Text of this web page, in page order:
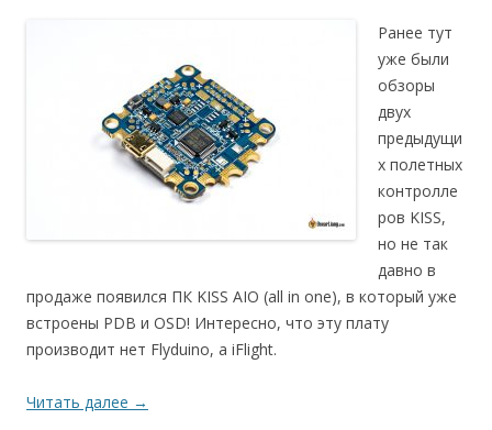
Ранее тут
уже были
обзоры
двух
предыдущи
х полетных
контролле
ров KISS,
но не так
давно в
продаже появился ПК KISS AIO (all in one), в который уже
встроены PDB и OSD! Интересно, что эту плату
производит нет Flyduino, а iFlight.
Читать далее →